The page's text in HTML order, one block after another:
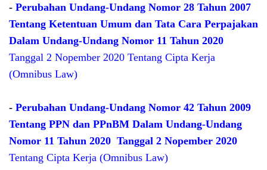
- Perubahan Undang-Undang Nomor 28 Tahun 2007
Tentang Ketentuan Umum dan Tata Cara Perpajakan
Dalam Undang-Undang Nomor 11 Tahun 2020
Tanggal 2 Nopember 2020 Tentang Cipta Kerja
(Omnibus Law)
- Perubahan Undang-Undang Nomor 42 Tahun 2009
Tentang PPN dan PPnBM Dalam Undang-Undang
Nomor 11 Tahun 2020 Tanggal 2 Nopember 2020
Tentang Cipta Kerja (Omnibus Law)